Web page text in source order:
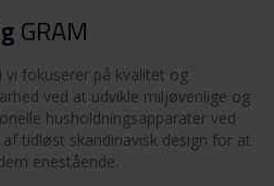
advarsler (SV)
Betjeningsvejledninger
(DK,EN,FI,NO,SV)
KS 6456-90 F X
GRAM
vi fokuserer på kvalitet og
ved at udvikle miljøvenlige og
husholdningsapparater ved
tidløst skandinavisk design for at
enestående.